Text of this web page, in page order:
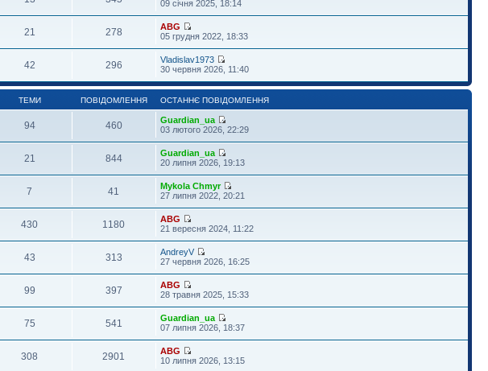
09 січня 2025, 18:14
21 278
ABG
05 грудня 2022, 18:33
42 296
Vladislav1973
30 червня 2026, 11:40
ТЕМИ ПОВІДОМЛЕННЯ ОСТАННЄ ПОВІДОМЛЕННЯ
94 460
Guardian_ua
03 лютого 2026, 22:29
21 844
Guardian_ua
20 липня 2026, 19:13
7 41
Mykola Chmyr
27 липня 2022, 20:21
430 1180
ABG
21 вересня 2024, 11:22
43 313
AndreyV
27 червня 2026, 16:25
99 397
ABG
28 травня 2025, 15:33
75 541
Guardian_ua
07 липня 2026, 18:37
308 2901
ABG
10 липня 2026, 13:15